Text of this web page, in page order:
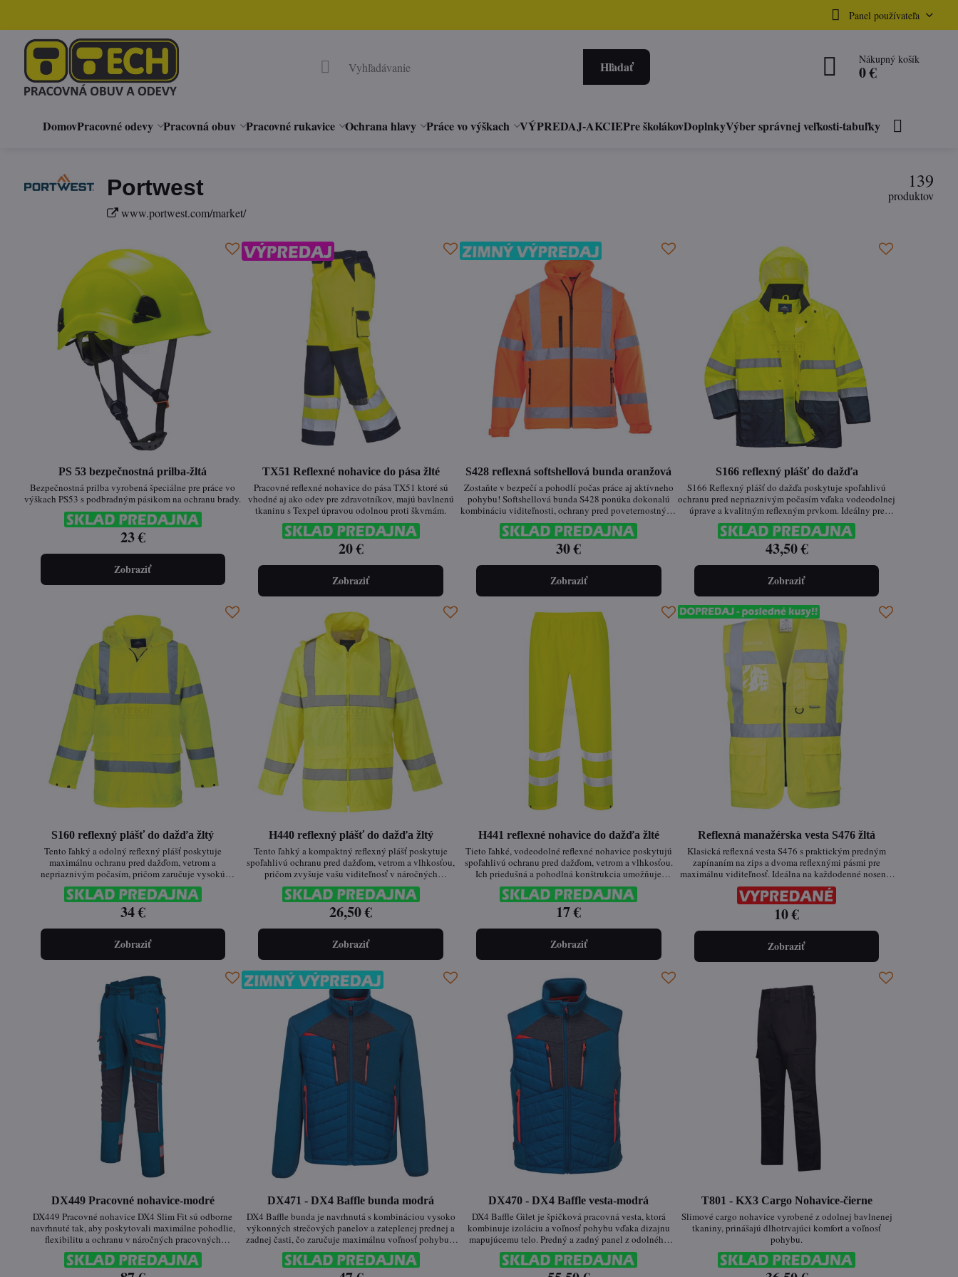
Panel používateľa
Hľadať Nákupný košík
0 €
DomovPracovné odevy Pracovná obuv Pracovné rukavice Ochrana hlavy Práce vo výškach VÝPREDAJ-AKCIEPre školákovDoplnkyVýber správnej veľkosti-tabuľky
Portwest
www.portwest.com/market/
139
produktov
PS 53 bezpečnostná prilba-žltá
Bezpečnostná prilba vyrobená špeciálne pre práce vo
výškach PS53 s podbradným pásikom na ochranu brady.
23 €
Zobraziť
TX51 Reflexné nohavice do pása žlté
Pracovné reflexné nohavice do pása TX51 ktoré sú
vhodné aj ako odev pre zdravotníkov, majú bavlnenú
tkaninu s Texpel úpravou odolnou proti škvrnám.
20 €
Zobraziť
S428 reflexná softshellová bunda oranžová
Zostaňte v bezpečí a pohodlí počas práce aj aktívneho
pohybu! Softshellová bunda S428 ponúka dokonalú
kombináciu viditeľnosti, ochrany pred poveternostnými
podmienkami a komfortu.
30 €
Zobraziť
S166 reflexný plášť do dažďa
S166 Reflexný plášť do dažďa poskytuje spoľahlivú
ochranu pred nepriaznivým počasím vďaka vodeodolnej
úprave a kvalitným reflexným prvkom. Ideálny pre
profesionálov pracujúcich v náročných podmienkach,
kde je dôležitá vysoká viditeľnosť a komfort
43,50 €
Zobraziť
S160 reflexný plášť do dažďa žltý
Tento ľahký a odolný reflexný plášť poskytuje
maximálnu ochranu pred dažďom, vetrom a
nepriaznivým počasím, pričom zaručuje vysokú
viditeľnosť za akýchkoľvek podmienok. Ideálny pre
profesionálov v exteriéri, ale aj na bežné používanie v
daždivom počasí.
34 €
Zobraziť
H440 reflexný plášť do dažďa žltý
Tento ľahký a kompaktný reflexný plášť poskytuje
spoľahlivú ochranu pred dažďom, vetrom a vlhkosťou,
pričom zvyšuje vašu viditeľnosť v náročných
poveternostných podmienkach. Vďaka skladnému
dizajnu je ideálny na každodenné nosenie aj ako
pohotovostná ochrana pri nepriaznivom počasí.
26,50 €
Zobraziť
H441 reflexné nohavice do dažďa žlté
Tieto ľahké, vodeodolné reflexné nohavice poskytujú
spoľahlivú ochranu pred dažďom, vetrom a vlhkosťou.
Ich priedušná a pohodlná konštrukcia umožňuje
celodenné nosenie, pričom reflexné prvky zabezpečujú
maximálnu viditeľnosť aj v znížených svetelných
podmienkach. Ideálna voľba pre prácu v exteriéri aj
aktivity v náročných poveternostných podmienkach!
17 €
Zobraziť
Reflexná manažérska vesta S476 žltá
Klasická reflexná vesta S476 s praktickým predným
zapínaním na zips a dvoma reflexnými pásmi pre
maximálnu viditeľnosť. Ideálna na každodenné nosenie
v práci, kde je dôležitá bezpečnosť a viditeľnosť za
každého počasia.
10 €
Zobraziť
DX449 Pracovné nohavice-modré
DX449 Pracovné nohavice DX4 Slim Fit sú odborne
navrhnuté tak, aby poskytovali maximálne pohodlie,
flexibilitu a ochranu v náročných pracovných
podmienkach. Vďaka 4x strečovým textíliám,
ergonomickému strihu a funkčným detailom zaisťujú
vynikajúcu voľnosť pohybu a odolnosť proti
DX471 - DX4 Baffle bunda modrá
DX4 Baffle bunda je navrhnutá s kombináciou vysoko
výkonných strečových panelov a zateplenej prednej a
zadnej časti, čo zaručuje maximálnu voľnosť pohybu a
zároveň spoľahlivú tepelnú izoláciu. Moderný
ergonomický dizajn poskytuje štýlový vzhľad, pričom
bunda je vhodná pre široké spektrum aktivít – od
DX470 - DX4 Baffle vesta-modrá
DX4 Baffle Gilet je špičková pracovná vesta, ktorá
kombinuje izoláciu a voľnosť pohybu vďaka dizajnu
mapujúcemu telo. Predný a zadný panel z odolného
nylonu sú polstrované Insulatexom, čím poskytujú
výbornú tepelnú izoláciu a zároveň zachovávajú
ľahkosť a flexibilitu pri pohybe. Reflexné prvky,
T801 - KX3 Cargo Nohavice-čierne
Slimové cargo nohavice vyrobené z odolnej bavlnenej
tkaniny, prinášajú dlhotrvajúci komfort a voľnosť
pohybu.